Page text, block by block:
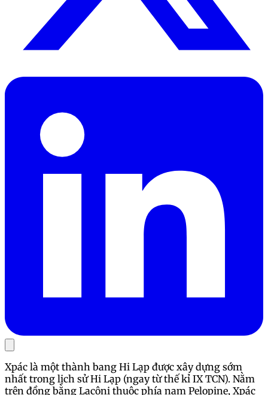
Xpác là một thành bang Hi Lạp được xây dựng sớm
nhất trong lịch sử Hi Lạp (ngay từ thế kỉ IX TCN). Nằm
trên đồng bằng Lacôni thuộc phía nam Pelopine, Xpác